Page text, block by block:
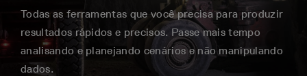
Todas as ferramentas que você precisa para produzir
resultados rápidos e precisos. Passe mais tempo
analisando e planejando cenários e não manipulando
dados.